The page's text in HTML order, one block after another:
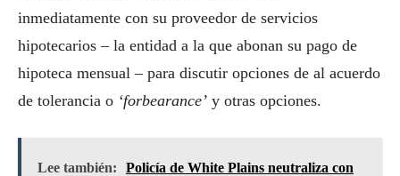
inmediatamente con su proveedor de servicios
hipotecarios – la entidad a la que abonan su pago de
hipoteca mensual – para discutir opciones de al acuerdo
de tolerancia o ‘forbearance’ y otras opciones.
Lee también:
Policía de White Plains neutraliza con